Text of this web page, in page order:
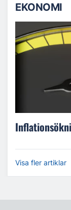
EKONOMI
Visa fler artiklar